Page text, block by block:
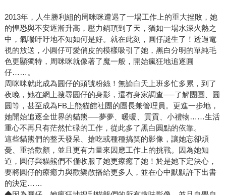
2013年，人生勝利組的周咪咪遭遇了一場工作上的重大挫敗，她
的惶恐與不安逐漸升高，壓力鍋頂到了天，猶如一場水深火熱之
中，氣喘吁吁地不知如何是好。就在此刻，圓仔誕生了！透過電
視的放送，小圓仔可愛俏皮的模樣吸引了她，黑白分明的單純毛
色更顯獨特，周咪咪就像著了魔一般，開始瘋狂地追逐圓
仔……。
周咪咪就此成為圓仔的頭號粉絲！無論白天上班多忙多累，到了
夜晚，她在網上搜尋圓仔的身影，還有身家調查──了解團團、圓
圓等，甚至成為FB上熊貓館社團的團長兼管理員。更進一步地，
她開始追逐全世界的貓熊──夢夢、暖暖、貢貢、小禮物……生活
重心不再只有茫然忙碌的工作，從此多了黑白圓點的依靠。
這些貓熊們的整天發呆、搶吃或種種搞笑的影像，讓她忘卻煩
憂、重拾歡顏，並且更有力量來因應工作上的挑戰。因為她知
道，圓仔與貓熊們不僅收服了她更療癒了她！於是她下定決心，
要將圓仔的療癒力與歡樂散播給更多人，並在心中默默許下出書
的決定……